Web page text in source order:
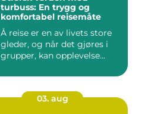
turbuss: En trygg og
komfortabel reisemåte
Å reise er en av livets store
gleder, og når det gjøres i
grupper, kan opplevelse...
03. aug